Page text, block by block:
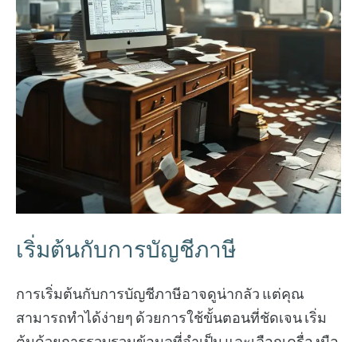
เริ่มต้นกับการบัญชีภาษี
การเริ่มต้นกับการบัญชีภาษีอาจดูน่ากลัว แต่คุณ
สามารถทำได้ง่ายๆ ด้วยการใช้ขั้นตอนที่ชัดเจน เริ่ม